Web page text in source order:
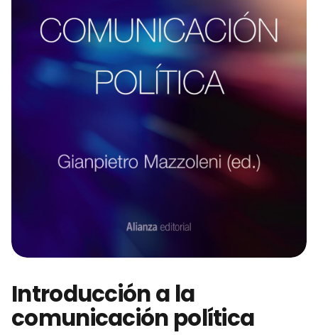
Introducción a la
comunicación política